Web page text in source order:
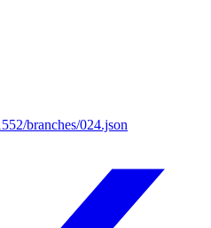
branches/024.json